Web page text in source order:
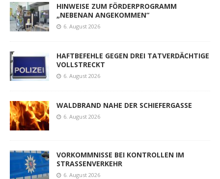
HINWEISE ZUM FÖRDERPROGRAMM
„NEBENAN ANGEKOMMEN“
6. August 2026
HAFTBEFEHLE GEGEN DREI TATVERDÄCHTIGE
VOLLSTRECKT
6. August 2026
WALDBRAND NAHE DER SCHIEFERGASSE
6. August 2026
VORKOMMNISSE BEI KONTROLLEN IM
STRASSENVERKEHR
6. August 2026